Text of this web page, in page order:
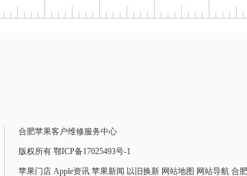
合肥苹果客户维修服务中心
版权所有 鄂ICP备17025493号-1
苹果门店 Apple资讯 苹果新闻 以旧换新 网站地图 网站导航 合